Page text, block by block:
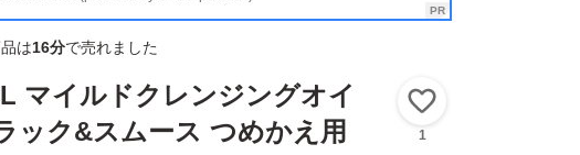
は16分で売れました
マイルドクレンジングオイ
ック&スムース つめかえ用
1